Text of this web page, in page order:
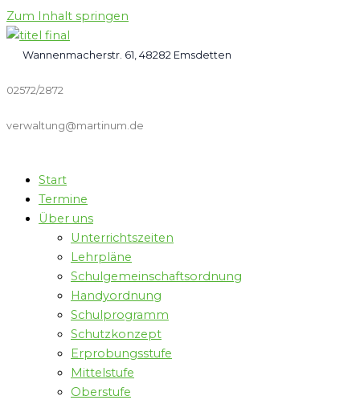
Zum Inhalt springen
Wannenmacherstr. 61, 48282 Emsdetten
02572/2872
verwaltung@martinum.de
Start
Termine
Über uns
Unterrichtszeiten
Lehrpläne
Schulgemeinschaftsordnung
Handyordnung
Schulprogramm
Schutzkonzept
Erprobungsstufe
Mittelstufe
Oberstufe